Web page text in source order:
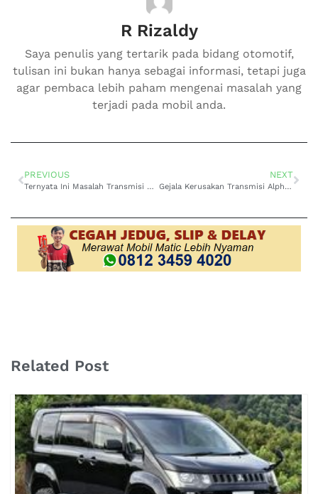
R Rizaldy
Saya penulis yang tertarik pada bidang otomotif,
tulisan ini bukan hanya sebagai informasi, tetapi juga
agar pembaca lebih paham mengenai masalah yang
terjadi pada mobil anda.
PREVIOUS
Ternyata Ini Masalah Transmisi Alphard Matic, Wajib Waspada
NEXT
Gejala Kerusakan Transmisi Alphard, Wajib Waspada
Related Post